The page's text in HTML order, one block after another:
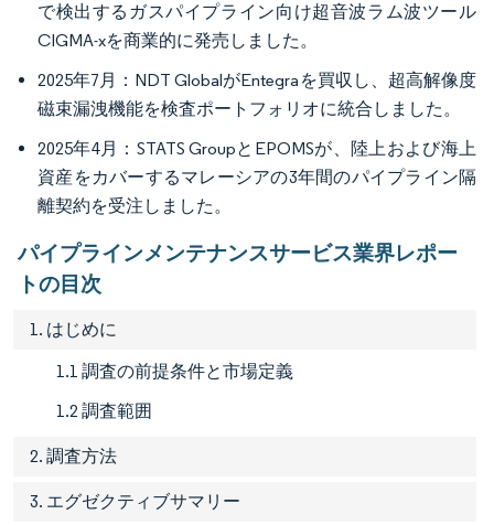
で検出するガスパイプライン向け超音波ラム波ツール
CIGMA-xを商業的に発売しました。
2025年7月：NDT GlobalがEntegraを買収し、超高解像度
磁束漏洩機能を検査ポートフォリオに統合しました。
2025年4月：STATS GroupとEPOMSが、陸上および海上
資産をカバーするマレーシアの3年間のパイプライン隔
離契約を受注しました。
パイプラインメンテナンスサービス業界レポー
トの目次
1. はじめに
1.1 調査の前提条件と市場定義
1.2 調査範囲
2. 調査方法
3. エグゼクティブサマリー